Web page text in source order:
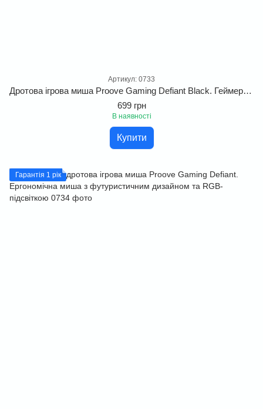
Артикул: 0733
Дротова ігрова миша Proove Gaming Defiant Black. Геймерська миша з 7 функціональними клавішами для ПК та ноутбука (Windows/Linux)
699 грн
В наявності
Купити
Гарантія 1 рік